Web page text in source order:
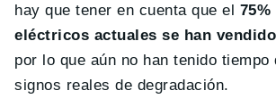
hay que tener en cuenta que el
eléctricos actuales se han
por lo que aún no han tenido tiempo
signos reales de degradación.